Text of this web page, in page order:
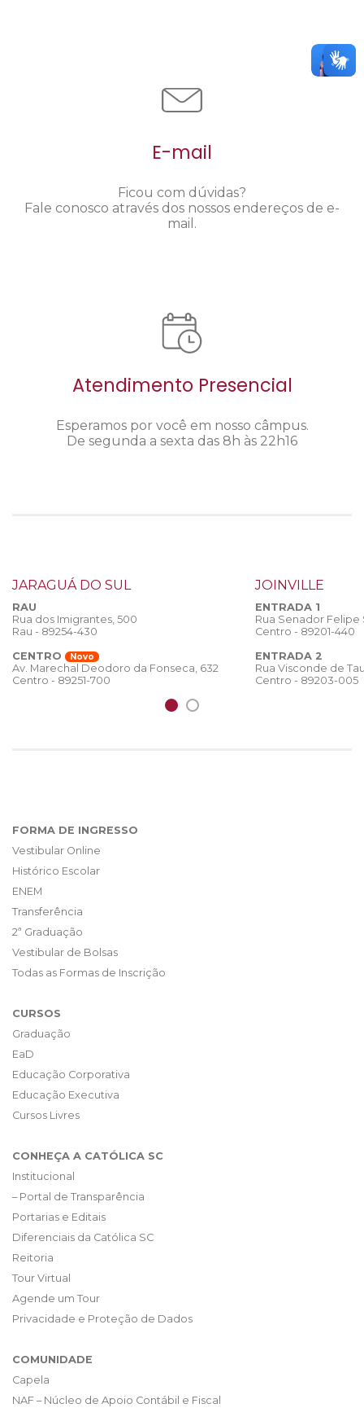
E-mail
Ficou com dúvidas?
Fale conosco através dos nossos endereços de e-
mail.
Atendimento Presencial
Esperamos por você em nosso câmpus.
De segunda a sexta das 8h às 22h16
JARAGUÁ DO SUL
RAU
Rua dos Imigrantes, 500
Rau - 89254-430
CENTRO
Novo
Av. Marechal Deodoro da Fonseca, 632
Centro - 89251-700
JOINVILLE
ENTRADA 1
Rua Senador
Centro - 89201-440
ENTRADA 2
Rua Visconde de
Centro - 89203-005
FORMA DE INGRESSO
Vestibular Online
Histórico Escolar
ENEM
Transferência
2ª Graduação
Vestibular de Bolsas
Todas as Formas de Inscrição
CURSOS
Graduação
EaD
Educação Corporativa
Educação Executiva
Cursos Livres
CONHEÇA A CATÓLICA SC
Institucional
– Portal de Transparência
Portarias e Editais
Diferenciais da Católica SC
Reitoria
Tour Virtual
Agende um Tour
Privacidade e Proteção de Dados
COMUNIDADE
Capela
NAF – Núcleo de Apoio Contábil e Fiscal